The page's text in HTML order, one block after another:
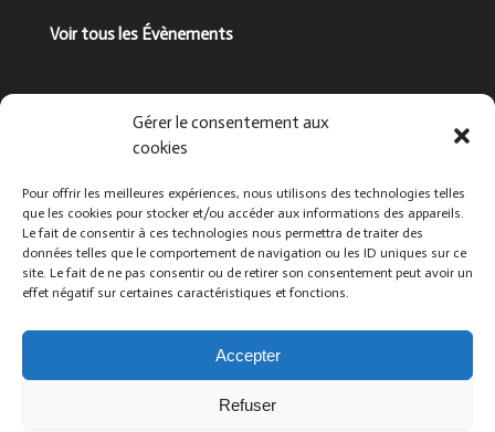
Gérer le consentement aux
cookies
Pour offrir les meilleures expériences, nous utilisons des technologies telles
que les cookies pour stocker et/ou accéder aux informations des appareils.
Le fait de consentir à ces technologies nous permettra de traiter des
données telles que le comportement de navigation ou les ID uniques sur ce
site. Le fait de ne pas consentir ou de retirer son consentement peut avoir un
effet négatif sur certaines caractéristiques et fonctions.
Accepter
Refuser
Voir tous les Évènements
Suivez-nous !
Que cherchez-vous ?